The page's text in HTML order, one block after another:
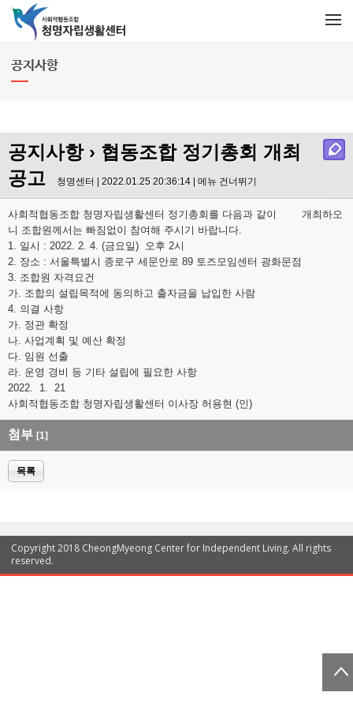
공지사항
공지사항› 협동조합 정기총회 개최
공고
청명센터 | 2022.01.25 20:36:14 | 메뉴 건너뛰기
사회적협동조합 청명자립생활센터 정기총회를 다음과 같이 개최하오
니 조합원께서는 빠짐없이 참여해 주시기 바랍니다.
1. 일시 : 2022. 2. 4. (금요일) 오후 2시
2. 장소 : 서울특별시 종로구 세문안로 89 토즈모임센터 광화문점
3. 조합원 자격요건
가. 조합의 설립목적에 동의하고 출자금을 납입한 사람
4. 의결 사항
가. 정관 확정
나. 사업계획 및 예산 확정
다. 임원 선출
라. 운영 경비 등 기타 설립에 필요한 사항
2022. 1. 21
사회적협동조합 청명자립생활센터 이사장 허용현 (인)
첨부 [1]
목록
Copyright 2018 CheongMyeong Center for Independent Living. All rights
reserved.